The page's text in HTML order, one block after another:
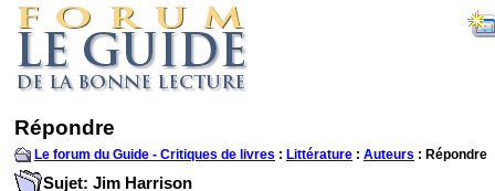
Répondre
Le forum du Guide - Critiques de livres : Littérature : Auteurs : Répondre
Sujet: Jim Harrison